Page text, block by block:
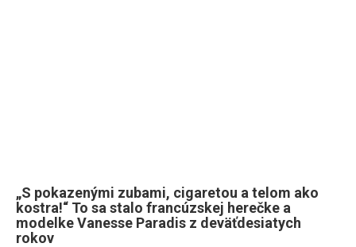
„S pokazenými zubami, cigaretou a telom ako
kostra!“ To sa stalo francúzskej herečke a
modelke Vanesse Paradis z deväťdesiatych
rokov